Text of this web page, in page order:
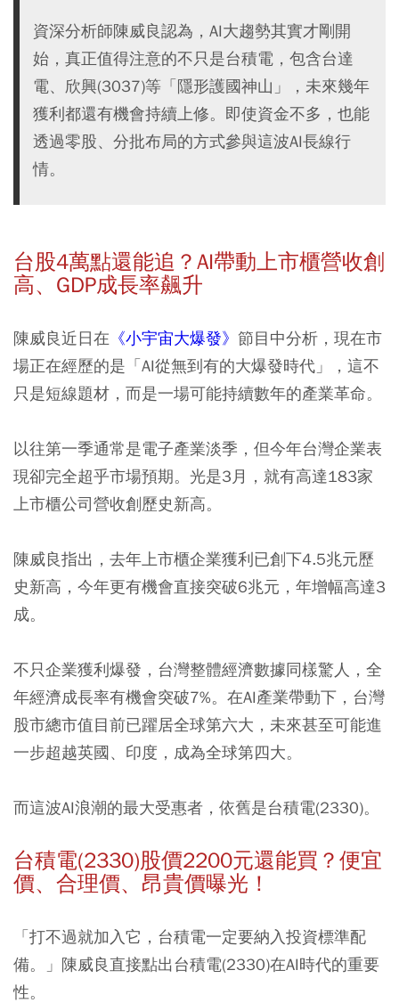
資深分析師陳威良認為，AI大趨勢其實才剛開
始，真正值得注意的不只是台積電，包含台達
電、欣興(3037)等「隱形護國神山」，未來幾年
獲利都還有機會持續上修。即使資金不多，也能
透過零股、分批布局的方式參與這波AI長線行
情。
台股4萬點還能追？AI帶動上市櫃營收創
高、GDP成長率飆升
陳威良近日在 《小宇宙大爆發》 節目中分析，現在市
場正在經歷的是「AI從無到有的大爆發時代」，這不
只是短線題材，而是一場可能持續數年的產業革命。
以往第一季通常是電子產業淡季，但今年台灣企業表
現卻完全超乎市場預期。光是3月，就有高達183家
上市櫃公司營收創歷史新高。
陳威良指出，去年上市櫃企業獲利已創下4.5兆元歷
史新高，今年更有機會直接突破6兆元，年增幅高達3
成。
不只企業獲利爆發，台灣整體經濟數據同樣驚人，全
年經濟成長率有機會突破7%。在AI產業帶動下，台灣
股市總市值目前已躍居全球第六大，未來甚至可能進
一步超越英國、印度，成為全球第四大。
而這波AI浪潮的最大受惠者，依舊是台積電(2330)。
台積電(2330)股價2200元還能買？便宜
價、合理價、昂貴價曝光！
「打不過就加入它，台積電一定要納入投資標準配
備。」陳威良直接點出台積電(2330)在AI時代的重要
性。